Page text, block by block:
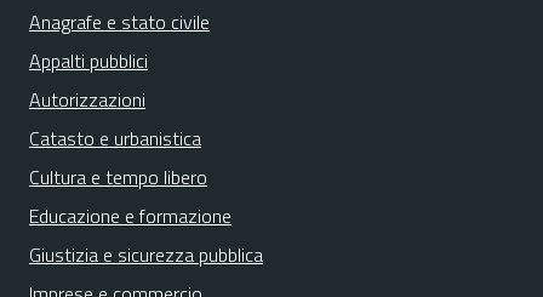
Anagrafe e stato civile
Appalti pubblici
Autorizzazioni
Catasto e urbanistica
Cultura e tempo libero
Educazione e formazione
Giustizia e sicurezza pubblica